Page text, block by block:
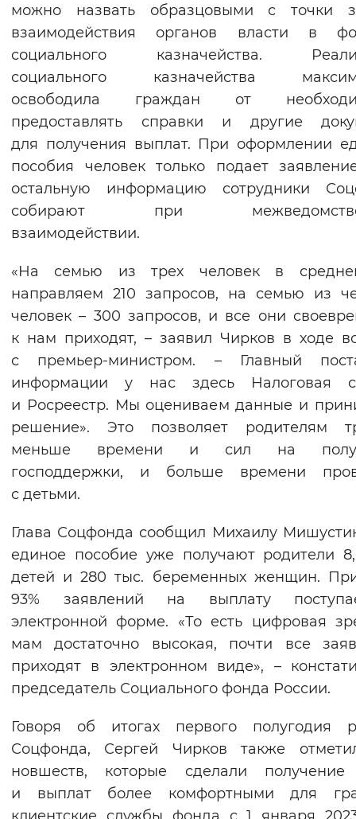
можно назвать образцовыми с точки
взаимодействия органов власти в
социального казначейства.
социального казначейства
освободила граждан от
предоставлять справки и другие
для получения выплат. При оформлении
пособия человек только подает
остальную информацию сотрудники
собирают при
взаимодействии.
«На семью из трех человек в
направляем 210 запросов, на семью из
человек – 300 запросов, и все они
к нам приходят, – заявил Чирков в ходе
с премьер-министром. – Главный
информации у нас здесь Налоговая
и Росреестр. Мы оцениваем данные и
решение». Это позволяет родителям
меньше времени и сил на
господдержки, и больше времени
с детьми.
Глава Соцфонда сообщил Михаилу
единое пособие уже получают родители
детей и 280 тыс. беременных женщин.
93% заявлений на выплату
электронной форме. «То есть цифровая
мам достаточно высокая, почти все
приходят в электронном виде», –
председатель Социального фонда России.
Говоря об итогах первого полугодия
Соцфонда, Сергей Чирков также
новшеств, которые сделали получение
и выплат более комфортными для